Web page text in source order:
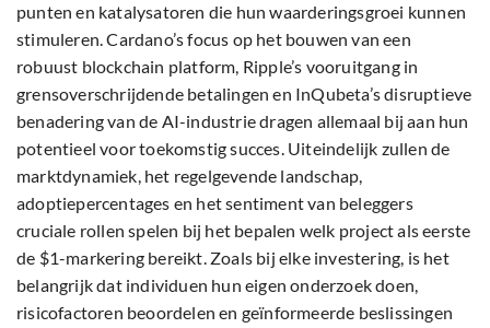
punten en katalysatoren die hun waarderingsgroei kunnen
stimuleren. Cardano’s focus op het bouwen van een
robuust blockchain platform, Ripple’s vooruitgang in
grensoverschrijdende betalingen en InQubeta’s disruptieve
benadering van de AI-industrie dragen allemaal bij aan hun
potentieel voor toekomstig succes. Uiteindelijk zullen de
marktdynamiek, het regelgevende landschap,
adoptiepercentages en het sentiment van beleggers
cruciale rollen spelen bij het bepalen welk project als eerste
de $1-markering bereikt. Zoals bij elke investering, is het
belangrijk dat individuen hun eigen onderzoek doen,
risicofactoren beoordelen en geïnformeerde beslissingen